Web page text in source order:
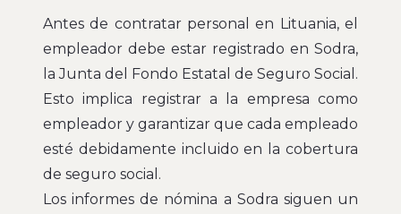
Antes de contratar personal en Lituania, el
empleador debe estar registrado en Sodra,
la Junta del Fondo Estatal de Seguro Social.
Esto implica registrar a la empresa como
empleador y garantizar que cada empleado
esté debidamente incluido en la cobertura
de seguro social.
Los informes de nómina a Sodra siguen un